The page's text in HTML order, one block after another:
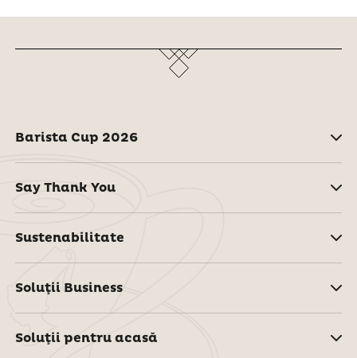
Barista Cup 2026
Say Thank You
Sustenabilitate
Soluţii Business
Soluţii pentru acasă